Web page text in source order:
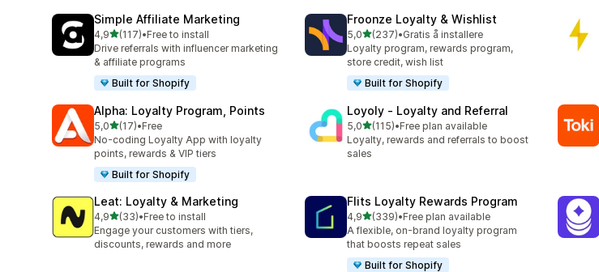
Simple Affiliate Marketing
4,9av 5 stjerner
(117)
Totalt 117 omtaler
•Free to install
Drive referrals with influencer marketing
& affiliate programs
Built for Shopify
Froonze Loyalty & Wishlist
5,0av 5 stjerner
(237)
Totalt 237 omtaler
•Gratis å installere
Loyalty program, rewards program,
store credit, wish list
Built for Shopify
Alpha: Loyalty Program, Points
5,0av 5 stjerner
(17)
Totalt 17 omtaler
•Free
No-coding Loyalty App with loyalty
points, rewards & VIP tiers
Built for Shopify
Loyoly ‑ Loyalty and Referral
5,0av 5 stjerner
(115)
Totalt 115 omtaler
•Free plan available
Loyalty, rewards and referrals to boost
sales
Leat: Loyalty & Marketing
4,9av 5 stjerner
(33)
Totalt 33 omtaler
•Free to install
Engage your customers with tiers,
discounts, rewards and more
Flits Loyalty Rewards Program
4,9av 5 stjerner
(339)
Totalt 339 omtaler
•Free plan available
A flexible, on-brand loyalty program
that boosts repeat sales
Built for Shopify